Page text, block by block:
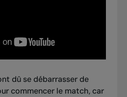
dû se débarrasser de
commencer le match, car